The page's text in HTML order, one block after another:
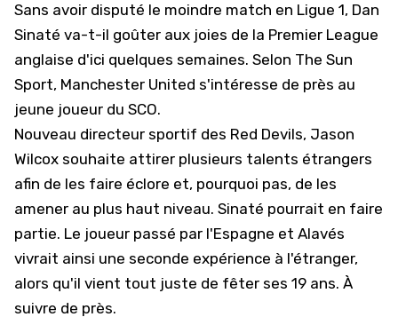
Sans avoir disputé le moindre match en Ligue 1, Dan
Sinaté va-t-il goûter aux joies de la Premier League
anglaise d'ici quelques semaines. Selon The Sun
Sport, Manchester United s'intéresse de près au
jeune joueur du SCO.
Nouveau directeur sportif des Red Devils, Jason
Wilcox souhaite attirer plusieurs talents étrangers
afin de les faire éclore et, pourquoi pas, de les
amener au plus haut niveau. Sinaté pourrait en faire
partie. Le joueur passé par l'Espagne et Alavés
vivrait ainsi une seconde expérience à l'étranger,
alors qu'il vient tout juste de fêter ses 19 ans. À
suivre de près.